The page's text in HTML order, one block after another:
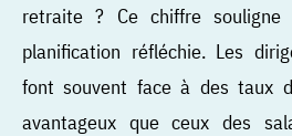
retraite ? Ce chiffre souligne
planification réfléchie. Les
font souvent face à des taux
avantageux que ceux des